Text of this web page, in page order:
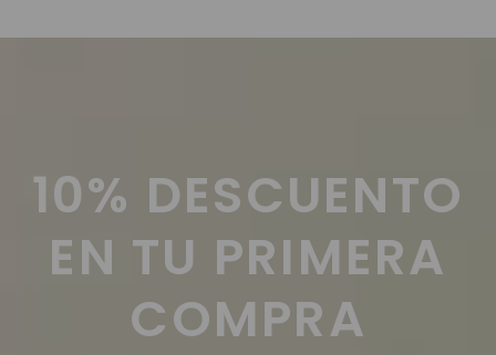
10% DESCUENTO
EN TU PRIMERA
COMPRA